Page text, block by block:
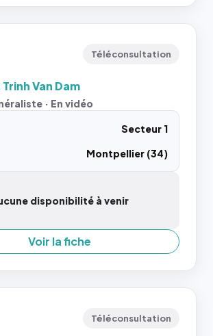
Téléconsultation
Van Dam
· En vidéo
Secteur 1
Montpellier (34)
disponibilité à venir
Voir la fiche
Téléconsultation